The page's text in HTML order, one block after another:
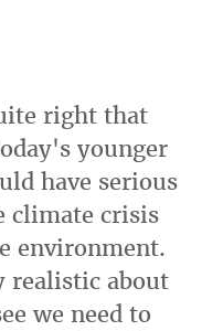
right that
younger
have serious
climate crisis
environment.
realistic about
we need to